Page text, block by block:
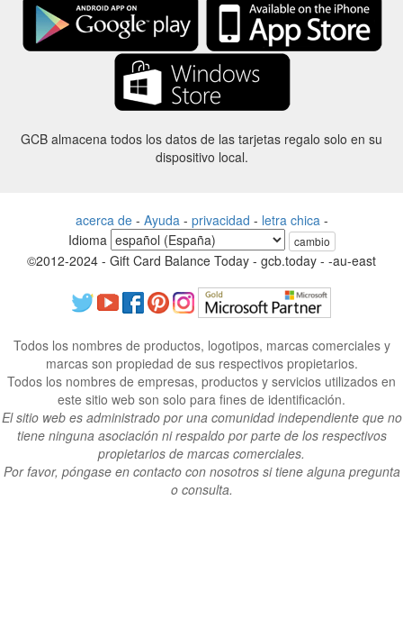
GCB almacena todos los datos de las tarjetas regalo solo en su
dispositivo local.
acerca de- Ayuda - privacidad - letra chica -
Idioma
cambio
©2012-2024 - Gift Card Balance Today - gcb.today - -au-east
Todos los nombres de productos, logotipos, marcas comerciales y
marcas son propiedad de sus respectivos propietarios.
Todos los nombres de empresas, productos y servicios utilizados en
este sitio web son solo para fines de identificación.
El sitio web es administrado por una comunidad independiente que no
tiene ninguna asociación ni respaldo por parte de los respectivos
propietarios de marcas comerciales.
Por favor, póngase en contacto con nosotros si tiene alguna pregunta
o consulta.